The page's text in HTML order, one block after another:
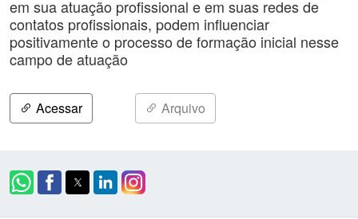
em sua atuação profissional e em suas redes de
contatos profissionais, podem influenciar
positivamente o processo de formação inicial nesse
campo de atuação
Acessar Arquivo